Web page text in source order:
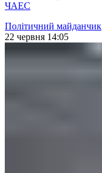
ЧАЕС
Політичний майданчик
22 червня 14:05